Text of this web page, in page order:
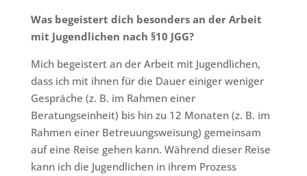
Was begeistert dich besonders an der Arbeit
mit Jugendlichen nach §10 JGG?
Mich begeistert an der Arbeit mit Jugendlichen,
dass ich mit ihnen für die Dauer einiger weniger
Gespräche (z. B. im Rahmen einer
Beratungseinheit) bis hin zu 12 Monaten (z. B. im
Rahmen einer Betreuungsweisung) gemeinsam
auf eine Reise gehen kann. Während dieser Reise
kann ich die Jugendlichen in ihrem Prozess